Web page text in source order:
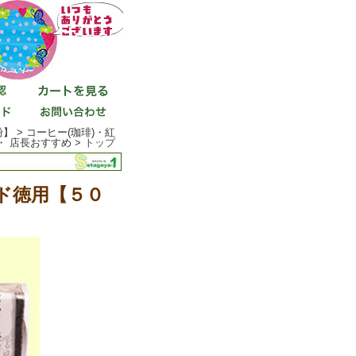
> コーヒー(珈琲)・紅
店長おすすめ > トップ
用【５０